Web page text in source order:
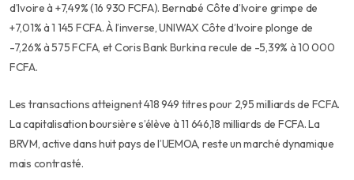
d’Ivoire à +7,49% (16 930 FCFA). Bernabé Côte d’Ivoire grimpe de
+7,01% à 1 145 FCFA. À l’inverse, UNIWAX Côte d’Ivoire plonge de
-7,26% à 575 FCFA, et Coris Bank Burkina recule de -5,39% à 10 000
FCFA.
Les transactions atteignent 418 949 titres pour 2,95 milliards de FCFA.
La capitalisation boursière s’élève à 11 646,18 milliards de FCFA. La
BRVM, active dans huit pays de l’UEMOA, reste un marché dynamique
mais contrasté.